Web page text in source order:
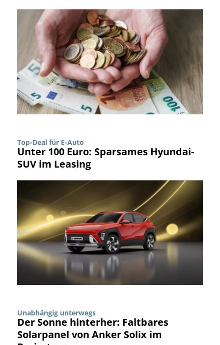
Top-Deal für E-Auto
Unter 100 Euro: Sparsames Hyundai-
SUV im Leasing
Unabhängig unterwegs
Der Sonne hinterher: Faltbares
Solarpanel von Anker Solix im